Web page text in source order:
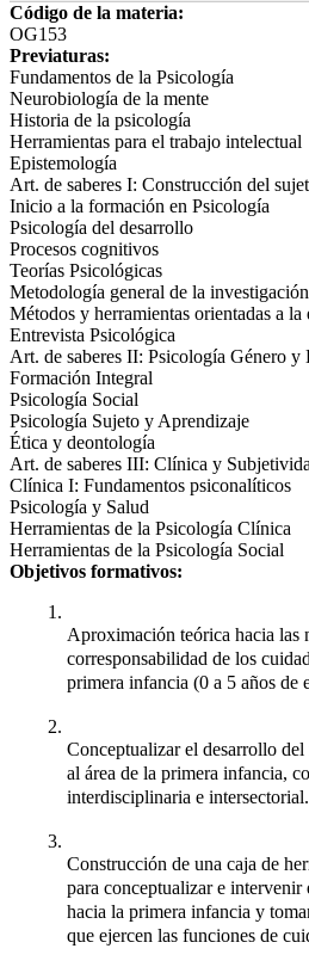
Código de la materia:
OG153
Previaturas:
Fundamentos de la Psicología
Neurobiología de la mente
Historia de la psicología
Herramientas para el trabajo intelectual
Epistemología
Art. de saberes I: Construcción del
Inicio a la formación en Psicología
Psicología del desarrollo
Procesos cognitivos
Teorías Psicológicas
Metodología general de la investigación
Métodos y herramientas orientadas a la
Entrevista Psicológica
Art. de saberes II: Psicología Género y
Formación Integral
Psicología Social
Psicología Sujeto y Aprendizaje
Ética y deontología
Art. de saberes III: Clínica y
Clínica I: Fundamentos psiconalíticos
Psicología y Salud
Herramientas de la Psicología Clínica
Herramientas de la Psicología Social
Objetivos formativos:
Aproximación teórica hacia las
corresponsabilidad de los
primera infancia (0 a 5 años de
Conceptualizar el desarrollo
al área de la primera infancia,
interdisciplinaria e intersectorial.
Construcción de una caja de
para conceptualizar e
hacia la primera infancia y
que ejercen las funciones de